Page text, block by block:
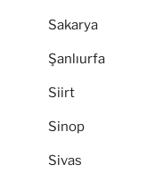
Sakarya
Şanlıurfa
Siirt
Sinop
Sivas